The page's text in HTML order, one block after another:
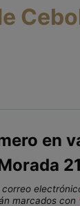
en
marcados con